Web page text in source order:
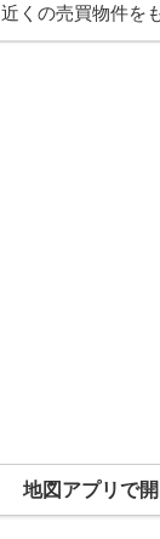
近くの売買物件を
地図アプリで開